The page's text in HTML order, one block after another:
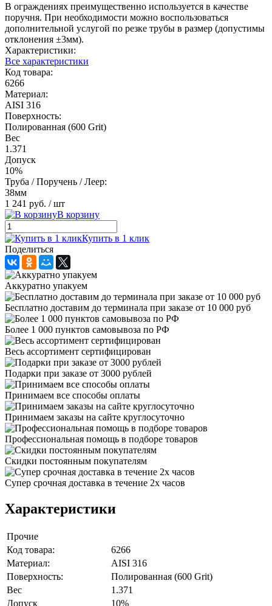
В ограждениях преимущественно используется в качестве
поручня. При необходимости можно воспользоваться
дополнительной услугой по резке трубы в размер (допустимы
отклонения ±3мм).
Характеристики:
Все характеристики
Код товара:
6266
Материал:
AISI 316
Поверхность:
Полированная (600 Grit)
Вес
1.371
Допуск
10%
Труба / Поручень / Леер:
38мм
1 241 руб. / шт
В корзину
Купить в 1 клик
Поделиться
Аккуратно упакуем
Бесплатно доставим до терминала при заказе от 10 000 руб
Более 1 000 пунктов самовывоза по РФ
Весь ассортимент сертифицирован
Подарки при заказе от 3000 рублей
Принимаем все способы оплаты
Принимаем заказы на сайте круглосуточно
Профессиональная помощь в подборе товаров
Скидки постоянным покупателям
Супер срочная доставка в течение 2х часов
Характеристики
Прочие
Код товара:
6266
Материал:
AISI 316
Поверхность:
Полированная (600 Grit)
Вес
1.371
Допуск
10%